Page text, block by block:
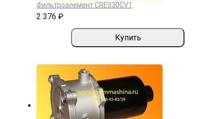
Фильтроэлемент CRE030CV1
2 376 ₽
Купить